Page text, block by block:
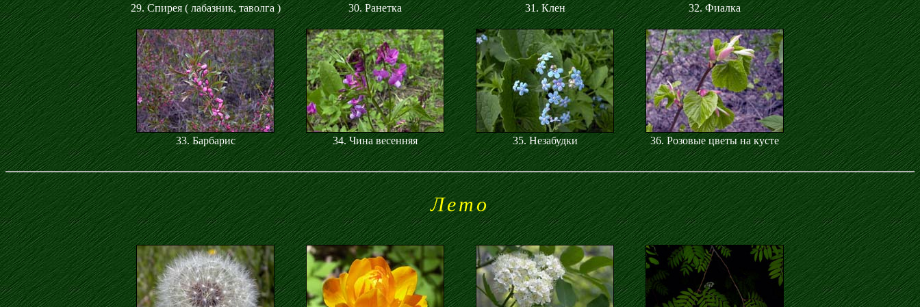
29. Спирея ( лабазник, таволга ) 30. Ранетка 31. Клен 32. Фиалка
33. Барбарис 34. Чина весенняя 35. Незабудки 36. Розовые цветы на кусте
Лето